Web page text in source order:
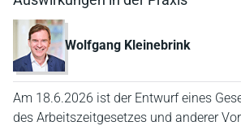
Wolfgang Kleinebrink
Am 18.6.2026 ist der Entwurf eines
des Arbeitszeitgesetzes und anderer